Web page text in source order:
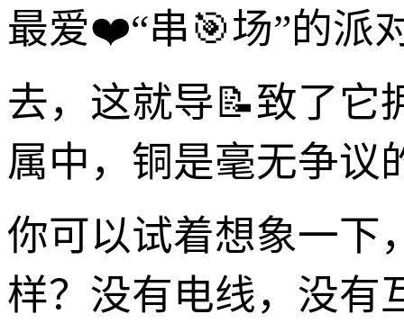
最爱❤️“串🎯场”的派
去，这就导📝致了它
属中，铜是毫无争议
你可以试着想象一下
样？没有电线，没有